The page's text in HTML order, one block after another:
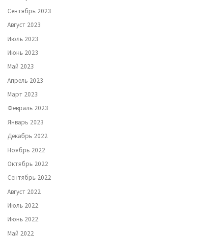
Сентябрь 2023
Август 2023
Июль 2023
Июнь 2023
Май 2023
Апрель 2023
Март 2023
Февраль 2023
Январь 2023
Декабрь 2022
Ноябрь 2022
Октябрь 2022
Сентябрь 2022
Август 2022
Июль 2022
Июнь 2022
Май 2022